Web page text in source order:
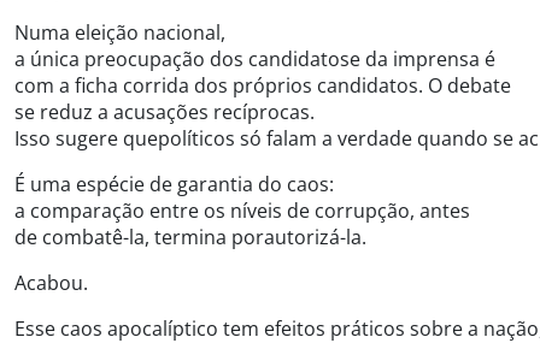
Numa eleição nacional,
a única preocupação dos candidatose da imprensa é
com a ficha corrida dos próprios candidatos. O debate
se reduz a acusações recíprocas.
Isso sugere quepolíticos só falam a verdade quando se
É uma espécie de garantia do caos:
a comparação entre os níveis de corrupção, antes
de combatê-la, termina porautorizá-la.
Acabou.
Esse caos apocalíptico tem efeitos práticos sobre a